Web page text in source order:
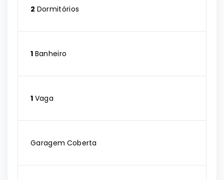
2 Dormitórios
1 Banheiro
1 Vaga
Garagem Coberta